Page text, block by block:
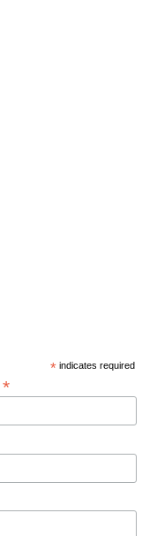
* indicates required
*